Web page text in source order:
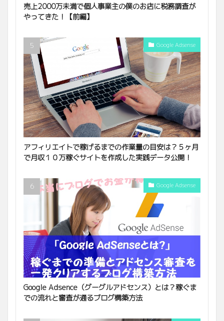
売上2000万未満で個人事業主の僕のお店に税務調査が
やってきた！【前編】
Google Adsense
アフィリエイトで稼げるまでの作業量の目安は？５ヶ月
で月収１０万稼ぐサイトを作成した実践データ公開！
Google Adsense
Google Adsence（グーグルアドセンス）とは？稼ぐま
での流れと審査が通るブログ構築方法